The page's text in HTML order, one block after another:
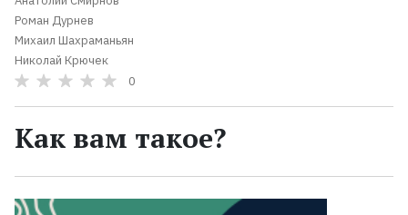
Роман Дурнев
Михаил Шахраманьян
Николай Крючек
0
Как вам такое?